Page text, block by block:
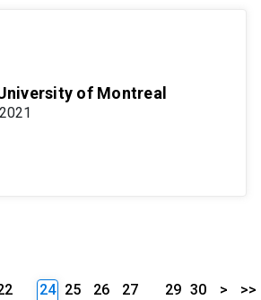
of Montreal
24 25 26
27
29 30 > >>